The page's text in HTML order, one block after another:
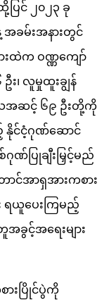
ြင် ၂၀၂၃ ခု
အခမ်းအနားတွင်
းထဲက ဝဏ္ဏကျော်
း၊ လူမှုထူးချွန်
အဆင့် ၆၉ ဦးတို့ကို
နိုင်ငံ့ဂုဏ်ဆောင်
ဏ်ပြုချီးမြှင့်မည်
င်အာရှအားကစား
ရယူပေးကြမည့်
ခွင့်အရေးများ
ားပြိုင်ပွဲကို